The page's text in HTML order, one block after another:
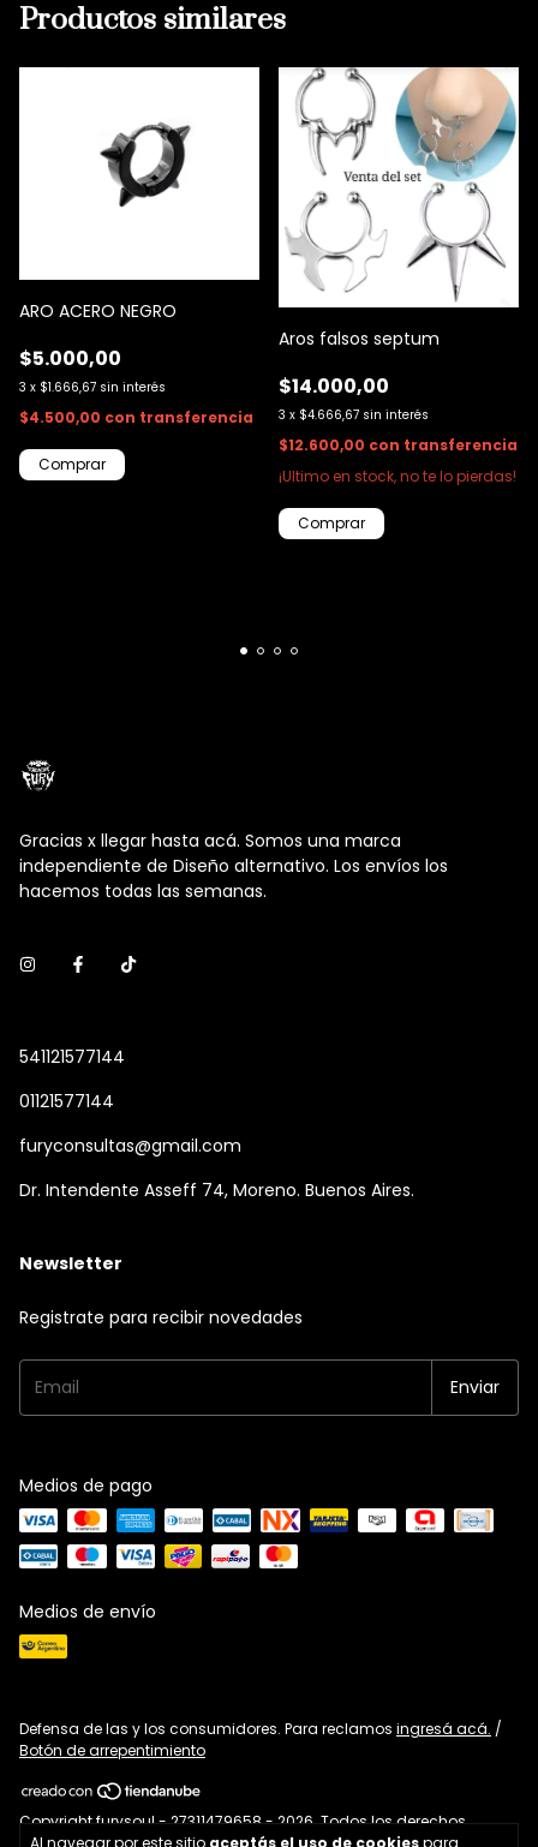
Al navegar por este sitio aceptás el uso de cookiespara
Productos similares
ARO ACERO NEGRO
$5.000,00
3 x $1.666,67 sin interés
$4.500,00 con transferencia
Aros falsos septum
$14.000,00
3 x $4.666,67 sin interés
$12.600,00 con transferencia
¡Ultimo en stock, no te lo pierdas!
Gracias x llegar hasta acá. Somos una marca
independiente de Diseño alternativo. Los envíos los
hacemos todas las semanas.
541121577144
01121577144
furyconsultas@gmail.com
Dr. Intendente Asseff 74, Moreno. Buenos Aires.
Newsletter
Registrate para recibir novedades
Medios de pago
Medios de envío
Defensa de las y los consumidores. Para reclamos ingresá acá. /
Botón de arrepentimiento
Copyright furysoul - 27311479658 - 2026. Todos los derechos
reservados.